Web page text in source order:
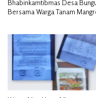
Bhabinkamtibmas Desa
Bersama Warga Tanam